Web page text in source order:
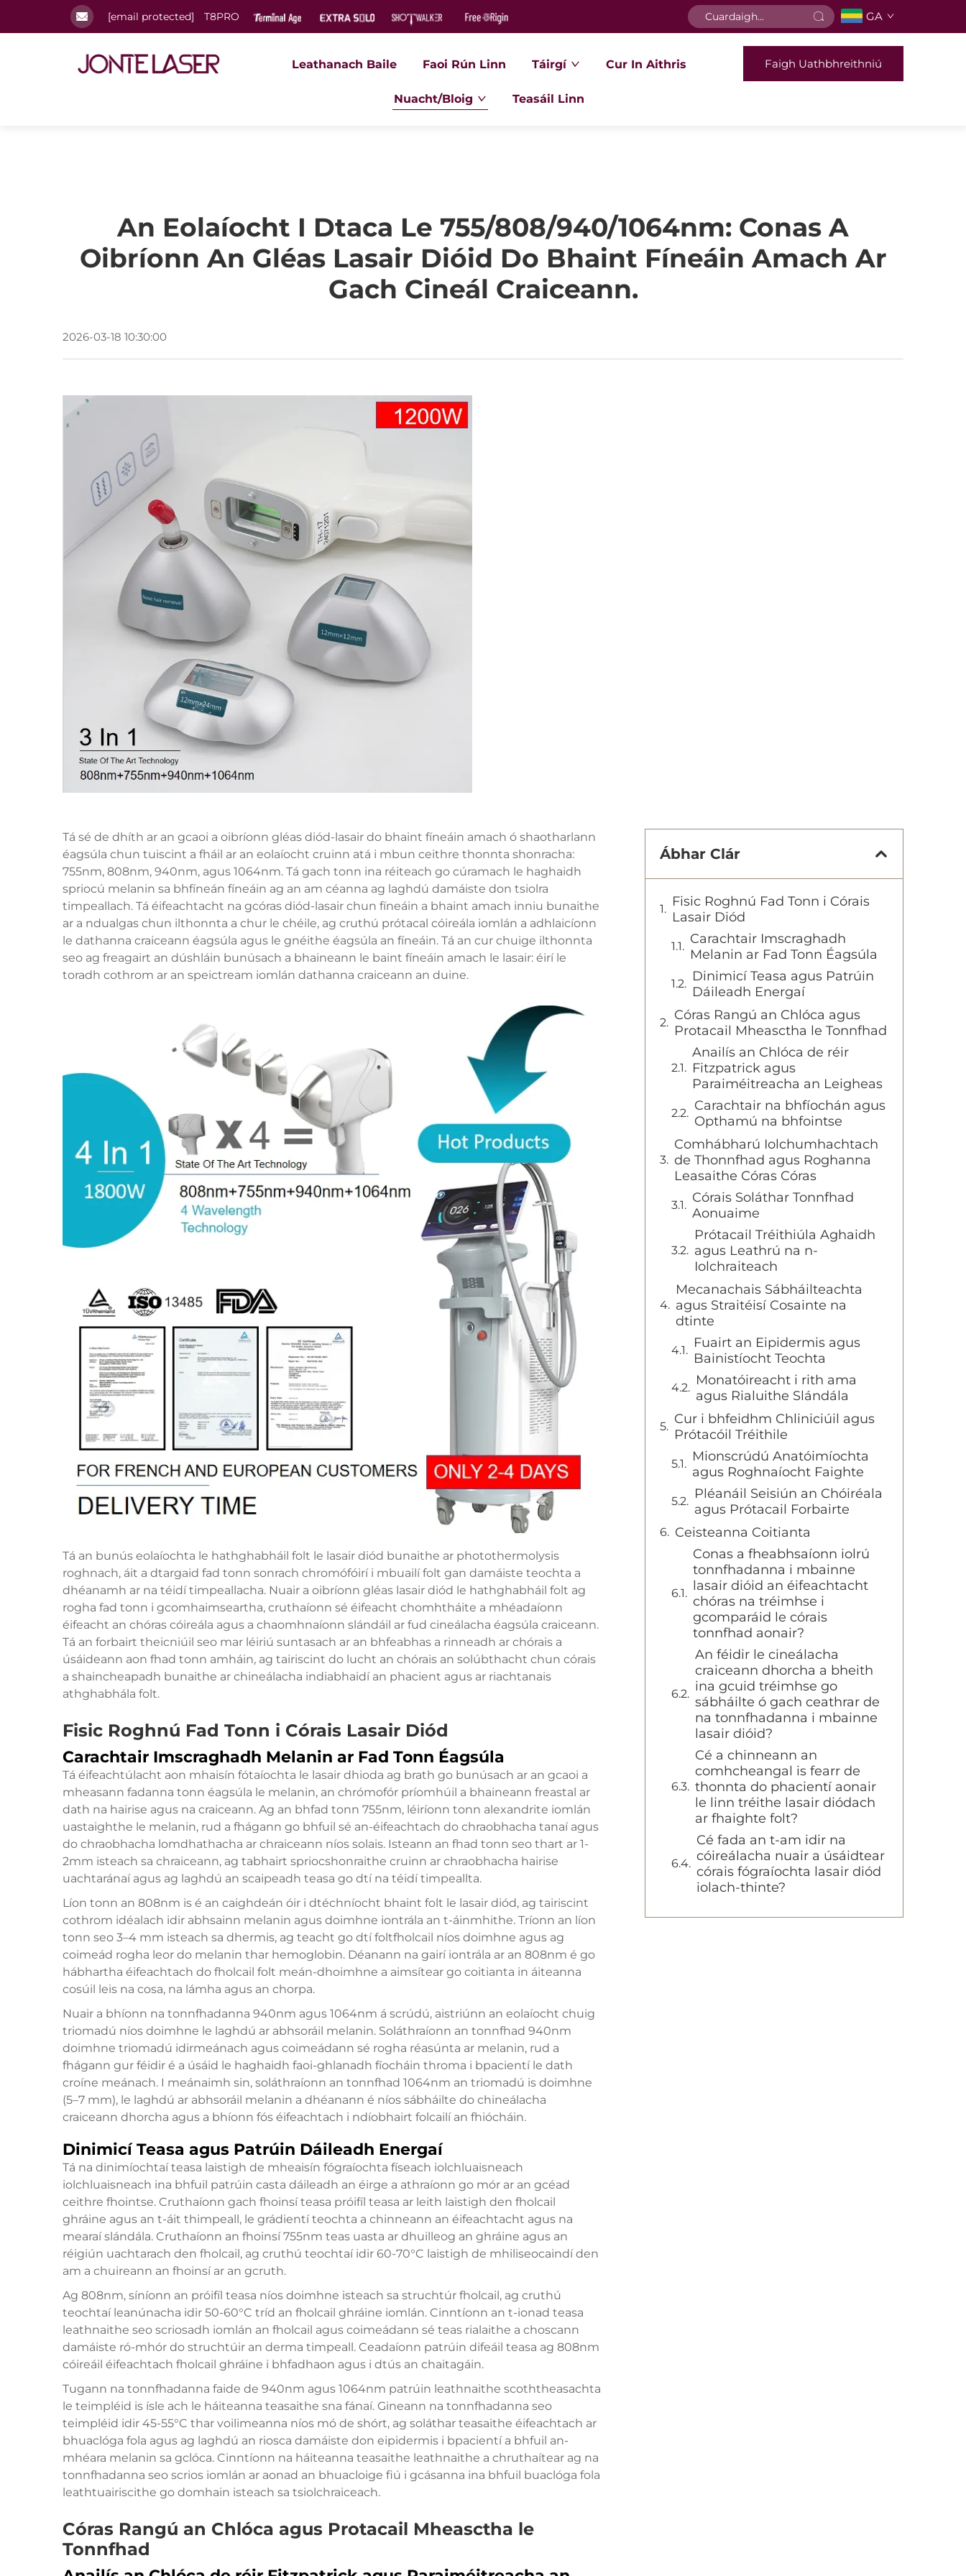
[email protected] T8PRO GA
Leathanach Baile Faoi Rún Linn Táirgí Cur In Aithris
Nuacht/Bloig Teasáil Linn
Faigh Uathbhreithniú
An Eolaíocht I Dtaca Le 755/808/940/1064nm: Conas A
Oibríonn An Gléas Lasair Dióid Do Bhaint Fíneáin Amach Ar
Gach Cineál Craiceann.
2026-03-18 10:30:00
Tá sé de dhíth ar an gcaoi a oibríonn gléas diód-lasair do bhaint fíneáin amach ó shaotharlann
éagsúla chun tuiscint a fháil ar an eolaíocht cruinn atá i mbun ceithre thonnta shonracha:
755nm, 808nm, 940nm, agus 1064nm. Tá gach tonn ina réiteach go cúramach le haghaidh
spriocú melanin sa bhfíneán fíneáin ag an am céanna ag laghdú damáiste don tsiolra
timpeallach. Tá éifeachtacht na gcóras diód-lasair chun fíneáin a bhaint amach inniu bunaithe
ar a ndualgas chun ilthonnta a chur le chéile, ag cruthú prótacal cóireála iomlán a adhlaicíonn
le dathanna craiceann éagsúla agus le gnéithe éagsúla an fíneáin. Tá an cur chuige ilthonnta
seo ag freagairt an dúshláin bunúsach a bhaineann le baint fíneáin amach le lasair: éirí le
toradh cothrom ar an speictream iomlán dathanna craiceann an duine.
Tá an bunús eolaíochta le hathghabháil folt le lasair diód bunaithe ar photothermolysis
roghnach, áit a dtargaid fad tonn sonrach chromófóirí i mbuailí folt gan damáiste teochta a
dhéanamh ar na téidí timpeallacha. Nuair a oibríonn gléas lasair diód le hathghabháil folt ag
rogha fad tonn i gcomhaimseartha, cruthaíonn sé éifeacht chomhtháite a mhéadaíonn
éifeacht an chóras cóireála agus a chaomhnaíonn slándáil ar fud cineálacha éagsúla craiceann.
Tá an forbairt theicniúil seo mar léiriú suntasach ar an bhfeabhas a rinneadh ar chórais a
úsáideann aon fhad tonn amháin, ag tairiscint do lucht an chórais an solúbthacht chun córais
a shaincheapadh bunaithe ar chineálacha indiabhaidí an phacient agus ar riachtanais
athghabhála folt.
Fisic Roghnú Fad Tonn i Córais Lasair Diód
Carachtair Imscraghadh Melanin ar Fad Tonn Éagsúla
Tá éifeachtúlacht aon mhaisín fótaíochta le lasair dhioda ag brath go bunúsach ar an gcaoi a
mheasann fadanna tonn éagsúla le melanin, an chrómofór príomhúil a bhaineann freastal ar
dath na hairise agus na craiceann. Ag an bhfad tonn 755nm, léiríonn tonn alexandrite iomlán
uastaighthe le melanin, rud a fhágann go bhfuil sé an-éifeachtach do chraobhacha tanaí agus
do chraobhacha lomdhathacha ar chraiceann níos solais. Isteann an fhad tonn seo thart ar 1-
2mm isteach sa chraiceann, ag tabhairt spriocshonraithe cruinn ar chraobhacha hairise
uachtaránaí agus ag laghdú an scaipeadh teasa go dtí na téidí timpeallta.
Líon tonn an 808nm is é an caighdeán óir i dtéchníocht bhaint folt le lasair diód, ag tairiscint
cothrom idéalach idir abhsainn melanin agus doimhne iontrála an t-áinmhithe. Tríonn an líon
tonn seo 3–4 mm isteach sa dhermis, ag teacht go dtí foltfholcail níos doimhne agus ag
coimeád rogha leor do melanin thar hemoglobin. Déanann na gairí iontrála ar an 808nm é go
hábhartha éifeachtach do fholcail folt meán-dhoimhne a aimsítear go coitianta in áiteanna
cosúil leis na cosa, na lámha agus an chorpa.
Nuair a bhíonn na tonnfhadanna 940nm agus 1064nm á scrúdú, aistriúnn an eolaíocht chuig
triomadú níos doimhne le laghdú ar abhsoráil melanin. Soláthraíonn an tonnfhad 940nm
doimhne triomadú idirmeánach agus coimeádann sé rogha réasúnta ar melanin, rud a
fhágann gur féidir é a úsáid le haghaidh faoi-ghlanadh fíocháin throma i bpacientí le dath
croíne meánach. I meánaimh sin, soláthraíonn an tonnfhad 1064nm an triomadú is doimhne
(5–7 mm), le laghdú ar abhsoráil melanin a dhéanann é níos sábháilte do chineálacha
craiceann dhorcha agus a bhíonn fós éifeachtach i ndíobhairt folcailí an fhiócháin.
Dinimicí Teasa agus Patrúin Dáileadh Energaí
Tá na dinimíochtaí teasa laistigh de mheaisín fógraíochta físeach iolchluaisneach
iolchluaisneach ina bhfuil patrúin casta dáileadh an éirge a athraíonn go mór ar an gcéad
ceithre fhointse. Cruthaíonn gach fhoinsí teasa próifíl teasa ar leith laistigh den fholcail
ghráine agus an t-áit thimpeall, le grádientí teochta a chinneann an éifeachtacht agus na
mearaí slándála. Cruthaíonn an fhoinsí 755nm teas uasta ar dhuilleog an ghráine agus an
réigiún uachtarach den fholcail, ag cruthú teochtaí idir 60-70°C laistigh de mhiliseocaindí den
am a chuireann an fhoinsí ar an gcruth.
Ag 808nm, síníonn an próifíl teasa níos doimhne isteach sa struchtúr fholcail, ag cruthú
teochtaí leanúnacha idir 50-60°C tríd an fholcail ghráine iomlán. Cinntíonn an t-ionad teasa
leathnaithe seo scriosadh iomlán an fholcail agus coimeádann sé teas rialaithe a choscann
damáiste ró-mhór do struchtúir an derma timpeall. Ceadaíonn patrúin difeáil teasa ag 808nm
cóireáil éifeachtach fholcail ghráine i bhfadhaon agus i dtús an chaitagáin.
Tugann na tonnfhadanna faide de 940nm agus 1064nm patrúin leathnaithe scoththeasachta
le teimpléid is ísle ach le háiteanna teasaithe sna fánaí. Gineann na tonnfhadanna seo
teimpléid idir 45-55°C thar voilimeanna níos mó de shórt, ag soláthar teasaithe éifeachtach ar
bhuaclóga fola agus ag laghdú an riosca damáiste don eipidermis i bpacientí a bhfuil an-
mhéara melanin sa gclóca. Cinntíonn na háiteanna teasaithe leathnaithe a chruthaítear ag na
tonnfhadanna seo scrios iomlán ar aonad an bhuacloige fiú i gcásanna ina bhfuil buaclóga fola
leathtuairiscithe go domhain isteach sa tsiolchraiceach.
Córas Rangú an Chlóca agus Protacail Mheasctha le
Tonnfhad
Ábhar Clár
Fisic Roghnú Fad Tonn i Córais
Lasair Diód
Carachtair Imscraghadh
Melanin ar Fad Tonn Éagsúla
Dinimicí Teasa agus Patrúin
Dáileadh Energaí
Córas Rangú an Chlóca agus
Protacail Mheasctha le Tonnfhad
Anailís an Chlóca de réir
Fitzpatrick agus
Paraiméitreacha an Leigheas
Carachtair na bhfíochán agus
Opthamú na bhfointse
Comhábharú Iolchumhachtach
de Thonnfhad agus Roghanna
Leasaithe Córas Córas
Córais Soláthar Tonnfhad
Aonuaime
Prótacail Tréithiúla Aghaidh
agus Leathrú na n-
Iolchraiteach
Mecanachais Sábháilteachta
agus Straitéisí Cosainte na
dtinte
Fuairt an Eipidermis agus
Bainistíocht Teochta
Monatóireacht i rith ama
agus Rialuithe Slándála
Cur i bhfeidhm Chliniciúil agus
Prótacóil Tréithile
Mionscrúdú Anatóimíochta
agus Roghnaíocht Faighte
Pléanáil Seisiún an Chóiréala
agus Prótacail Forbairte
Ceisteanna Coitianta
Conas a fheabhsaíonn iolrú
tonnfhadanna i mbainne
lasair dióid an éifeachtacht
chóras na tréimhse i
gcomparáid le córais
tonnfhad aonair?
An féidir le cineálacha
craiceann dhorcha a bheith
ina gcuid tréimhse go
sábháilte ó gach ceathrar de
na tonnfhadanna i mbainne
lasair dióid?
Cé a chinneann an
comhcheangal is fearr de
thonnta do phacientí aonair
le linn tréithe lasair diódach
ar fhaighte folt?
Cé fada an t-am idir na
cóireálacha nuair a úsáidtear
córais fógraíochta lasair diód
iolach-thinte?